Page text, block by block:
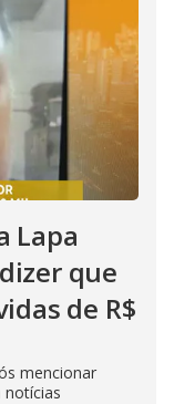
Lapa
que
de R$
mencionar
notícias